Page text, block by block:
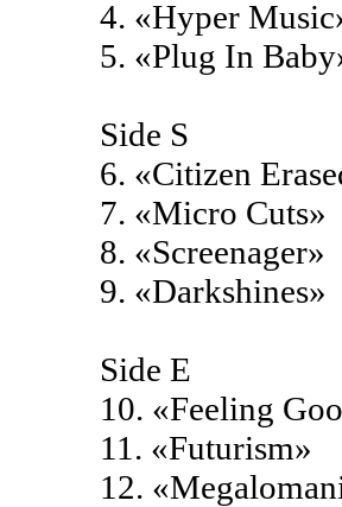
4. «Hyper
5. «Plug In
Side S
6. «Citizen
7. «Micro Cuts»
8. «Screenager»
9. «Darkshines»
Side E
10. «Feeling
11. «Futurism»
12.